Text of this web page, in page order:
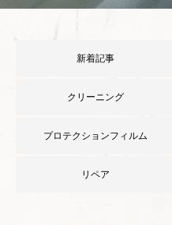
新着記事
クリーニング
プロテクションフィルム
リペア